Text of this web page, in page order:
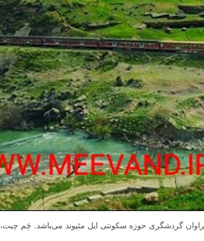
گردشگری حوزه سکونتی ایل مئیوند می‌باشد. چَم